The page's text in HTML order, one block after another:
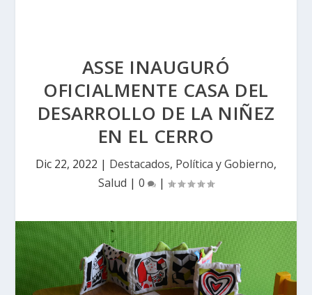
ASSE INAUGURÓ
OFICIALMENTE CASA DEL
DESARROLLO DE LA NIÑEZ
EN EL CERRO
Dic 22, 2022 | Destacados, Política y Gobierno,
Salud | 0 |